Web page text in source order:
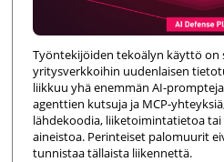
Työntekijöiden tekoälyn käyttö
yritysverkkoihin uudenlaisen
liikkuu yhä enemmän AI-
agenttien kutsuja ja MCP-
lähdekoodia, liiketoimintatietoa
aineistoa. Perinteiset palomuurit
tunnistaa tällaista liikennettä.